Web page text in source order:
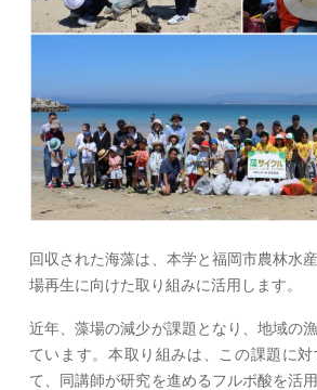
回収された海藻は、本学と福岡市農林水
場再生に向けた取り組みに活用します。
近年、藻場の減少が課題となり、地域の
ています。本取り組みは、この課題に
て、同講師が研究を進めるフルボ酸を活